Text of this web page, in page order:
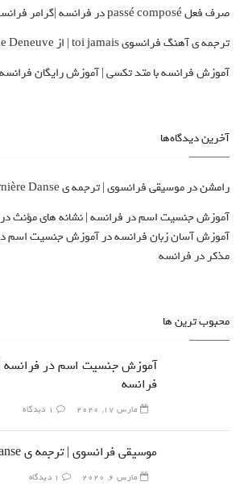
صرف فعل passé composé در فرانسه |گرامر فرانسه
ترجمه ی آهنگ فرانسوی toi jamais | از Catherine Deneuve
آموزش فرانسه با متد تکسی | آموزش رایگان فرانسه
آخرین دیدگاه‌ها
رامشندرموسیقی فرانسوی | ترجمه ی Dernière Danse
آموزش جنسیت اسم در فرانسه | نشانه های مؤنث
آموزش آسان زبان فرانسهدرآموزش جنسیت اسم
مذکر در فرانسه
محبوب ترین ها
آموزش جنسیت اسم در فرانسه |
فرانسه
مارس 17, 2020 1 دیدگاه
موسیقی فرانسوی | ترجمه ی Dernière Danse
مارس 6, 2020 1 دیدگاه